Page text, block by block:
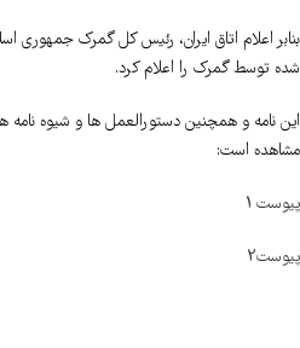
بنابر اعلام اتاق ایران، رئیس کل گمرک جمهوری
شده توسط گمرک را اعلام کرد.
این نامه و همچنین دستورالعمل ها و شیوه
مشاهده است:
پیوست 1
پیوست2